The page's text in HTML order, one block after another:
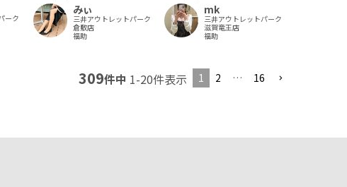
ーク
みぃ
三井アウトレットパーク
倉敷店
福助
mk
三井アウトレットパーク
滋賀竜王店
福助
309件中 1-20件表示 1 2 … 16